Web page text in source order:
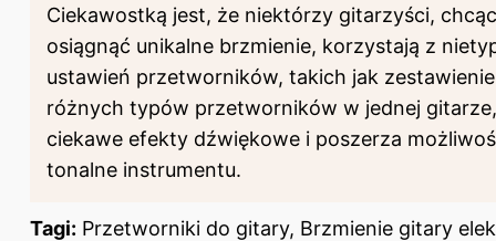
Ciekawostką jest, że niektórzy gitarzyści, chcąc
osiągnąć unikalne brzmienie, korzystają z
ustawień przetworników, takich jak zestawienie
różnych typów przetworników w jednej
ciekawe efekty dźwiękowe i poszerza
tonalne instrumentu.
Tagi: Przetworniki do gitary, Brzmienie gitary